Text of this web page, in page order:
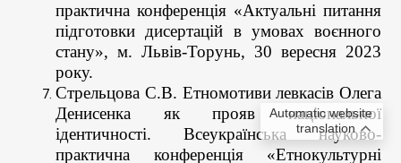
практична конференція «Актуальні питання
підготовки дисертацій в умовах воєнного
стану», м. Львів-Торунь, 30 вересня 2023
року.
Стрельцова С.В. Етномотиви левкасів Олега
Денисенка як прояв національної
ідентичності. Всеукраїнська науково-
практична конференція «Етнокультурні
Automatic website
translation